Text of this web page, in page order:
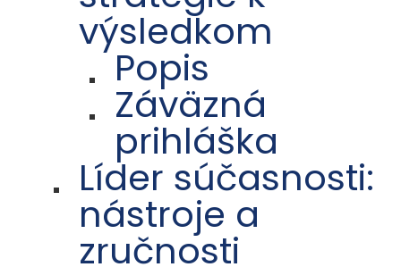
výsledkom
Popis
Záväzná
prihláška
Líder súčasnosti:
nástroje a
zručnosti